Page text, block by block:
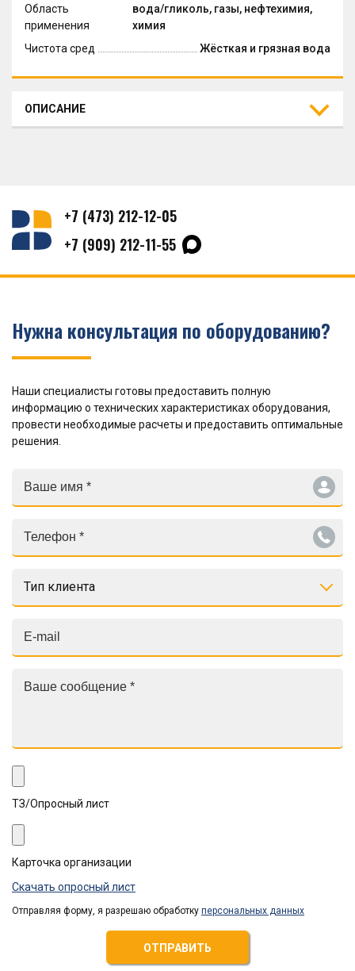
Область
применения
вода/гликоль, газы, нефтехимия,
химия
Чистота сред
Жёсткая и грязная вода
ОПИСАНИЕ
+7 (473) 212-12-05
+7 (909) 212-11-55
Нужна консультация по оборудованию?
Наши специалисты готовы предоставить полную
информацию о технических характеристиках оборудования,
провести необходимые расчеты и предоставить оптимальные
решения.
Тип клиента
ТЗ/Опросный лист
Карточка организации
Скачать опросный лист
Отправляя форму, я разрешаю обработку персональных данных
ОТПРАВИТЬ